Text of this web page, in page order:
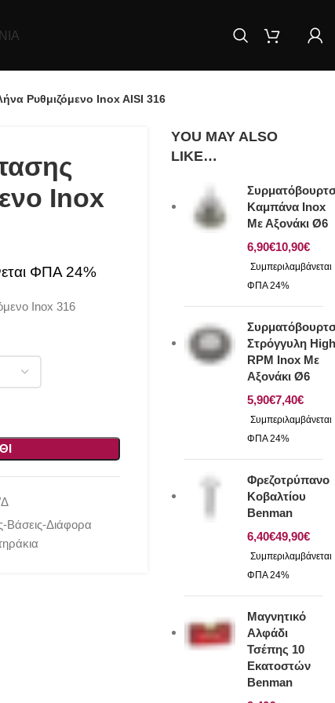
Ρυθμιζόμενο Inox AISI 316
Inox
Inox 316
Βάσεις-Διάφορα
YOU MAY ALSO
LIKE…
Καμπάνα Inox
Με Αξονάκι Ø6
€
€
Στρόγγυλη High
RPM Inox Με
Αξονάκι Ø6
€
€
Φρεζοτρύπανο
Κοβαλτίου
Benman
€
€
Μαγνητικό
Αλφάδι
Τσέπης 10
Εκατοστών
Benman